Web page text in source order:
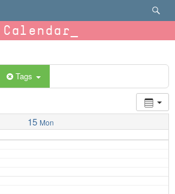
Calendar
Tags
15 Mon